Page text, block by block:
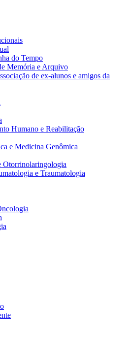
do Tempo
Memória e Arquivo
de ex-alunos e amigos da
Humano e Reabilitação
e Medicina Genômica
Otorrinolaringologia
e Traumatologia